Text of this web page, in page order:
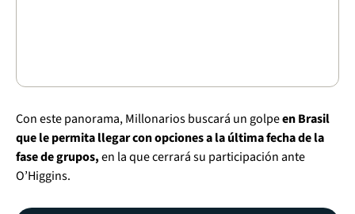
Con este panorama, Millonarios buscará un golpeen Brasil
que le permita llegar con opciones a la última fecha de la
fase de grupos,en la que cerrará su participación ante
O’Higgins.